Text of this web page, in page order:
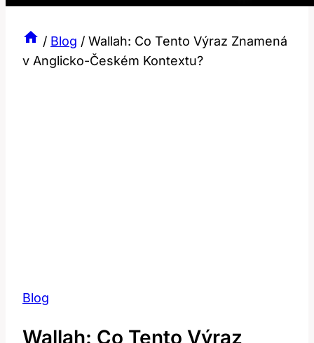
/ Blog / Wallah: Co Tento Výraz Znamená
v Anglicko-Českém Kontextu?
Blog
Wallah: Co Tento Výraz